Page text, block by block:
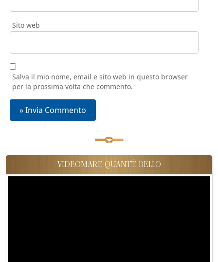
Sito web
Salva il mio nome, email e sito web in questo browser
per la prossima volta che commento.
VIDEOMARE QUANT'È BELLO